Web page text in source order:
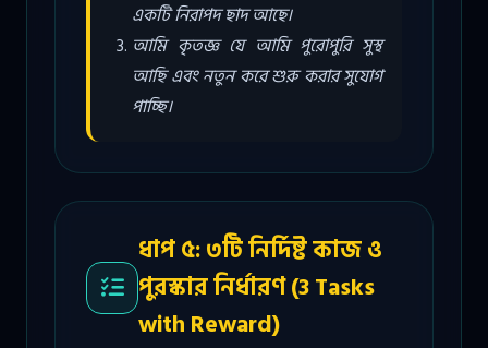
একটি নিরাপদ ছাদ আছে।
আমি কৃতজ্ঞ যে আমি পুরোপুরি সুস্থ
আছি এবং নতুন করে শুরু করার সুযোগ
পাচ্ছি।
ধাপ ৫: ৩টি নির্দিষ্ট কাজ ও
পুরস্কার নির্ধারণ (3 Tasks
with Reward)